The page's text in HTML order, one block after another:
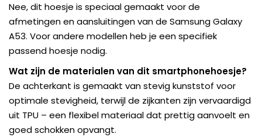
Nee, dit hoesje is speciaal gemaakt voor de
afmetingen en aansluitingen van de Samsung Galaxy
A53. Voor andere modellen heb je een specifiek
passend hoesje nodig.
Wat zijn de materialen van dit smartphonehoesje?
De achterkant is gemaakt van stevig kunststof voor
optimale stevigheid, terwijl de zijkanten zijn vervaardigd
uit TPU – een flexibel materiaal dat prettig aanvoelt en
goed schokken opvangt.